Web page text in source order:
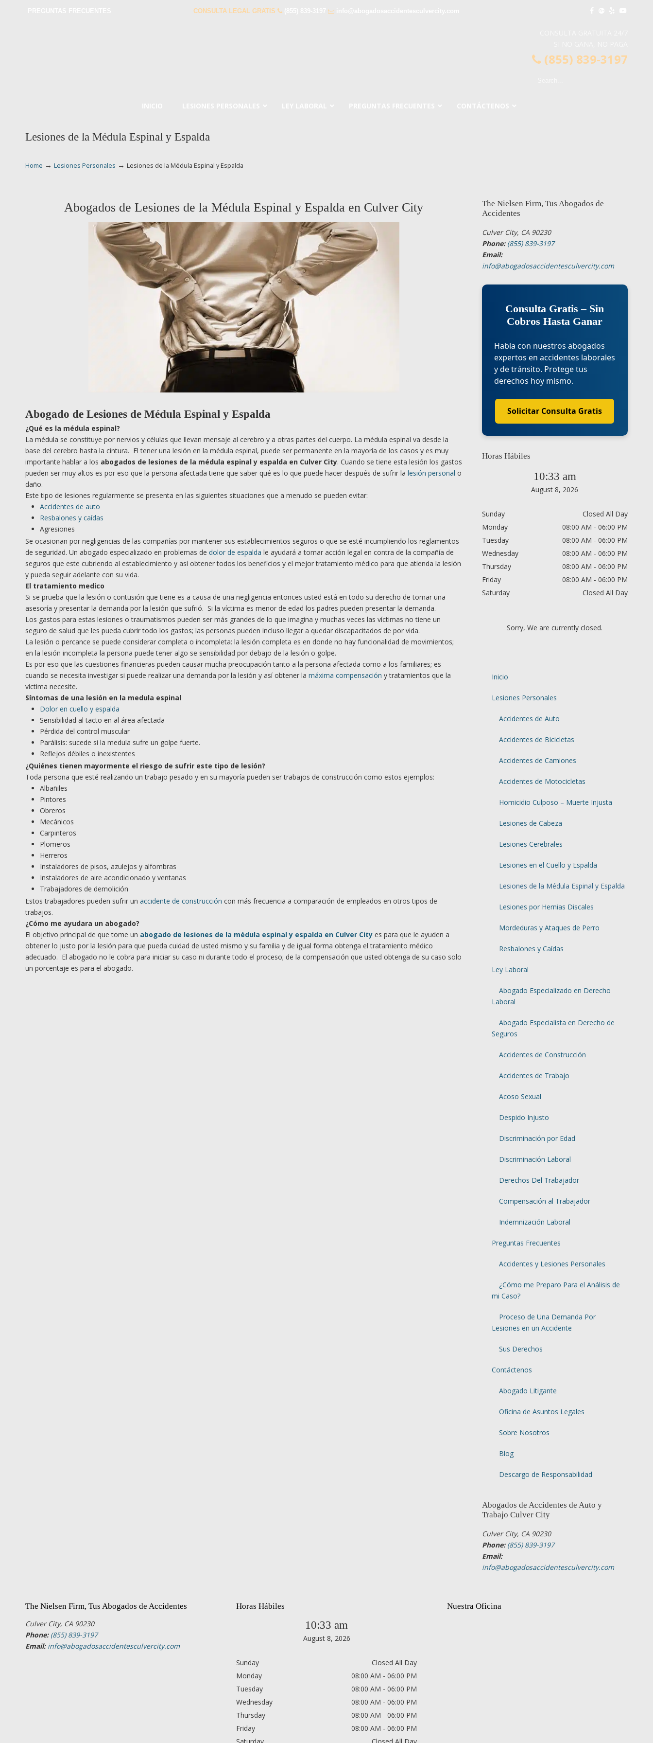
CONSULTA LEGAL GRATIS
(855) 839-3197
Lesiones de la Médula Espinal y Espalda
Home → Lesiones Personales → Lesiones de la Médula Espinal y Espalda
Abogados de Lesiones de la Médula Espinal y Espalda en Culver City
Abogado de Lesiones de Médula Espinal y Espalda
¿Qué es la médula espinal?
La médula se constituye por nervios y células que llevan mensaje al cerebro y a otras partes del cuerpo. La médula espinal va desde la
base del cerebro hasta la cintura. El tener una lesión en la médula espinal, puede ser permanente en la mayoría de los casos y es muy
importante hablar a los abogados de lesiones de la médula espinal y espalda en Culver City. Cuando se tiene esta lesión los gastos
pueden ser muy altos es por eso que la persona afectada tiene que saber qué es lo que puede hacer después de sufrir la lesión personal o
daño.
Este tipo de lesiones regularmente se presenta en las siguientes situaciones que a menudo se pueden evitar:
Accidentes de auto
Resbalones y caídas
Agresiones
Se ocasionan por negligencias de las compañías por mantener sus establecimientos seguros o que se esté incumpliendo los reglamentos
de seguridad. Un abogado especializado en problemas de dolor de espalda le ayudará a tomar acción legal en contra de la compañía de
seguros que este cubriendo al establecimiento y así obtener todos los beneficios y el mejor tratamiento médico para que atienda la lesión
y pueda seguir adelante con su vida.
El tratamiento medico
Si se prueba que la lesión o contusión que tiene es a causa de una negligencia entonces usted está en todo su derecho de tomar una
asesoría y presentar la demanda por la lesión que sufrió. Si la víctima es menor de edad los padres pueden presentar la demanda.
Los gastos para estas lesiones o traumatismos pueden ser más grandes de lo que imagina y muchas veces las víctimas no tiene un
seguro de salud que les pueda cubrir todo los gastos; las personas pueden incluso llegar a quedar discapacitados de por vida.
La lesión o percance se puede considerar completa o incompleta: la lesión completa es en donde no hay funcionalidad de movimientos;
en la lesión incompleta la persona puede tener algo se sensibilidad por debajo de la lesión o golpe.
Es por eso que las cuestiones financieras pueden causar mucha preocupación tanto a la persona afectada como a los familiares; es
cuando se necesita investigar si puede realizar una demanda por la lesión y así obtener la máxima compensación y tratamientos que la
víctima necesite.
Síntomas de una lesión en la medula espinal
Dolor en cuello y espalda
Sensibilidad al tacto en al área afectada
Pérdida del control muscular
Parálisis: sucede si la medula sufre un golpe fuerte.
Reflejos débiles o inexistentes
¿Quiénes tienen mayormente el riesgo de sufrir este tipo de lesión?
Toda persona que esté realizando un trabajo pesado y en su mayoría pueden ser trabajos de construcción como estos ejemplos:
Albañiles
Pintores
Obreros
Mecánicos
Carpinteros
Plomeros
Herreros
Instaladores de pisos, azulejos y alfombras
Instaladores de aire acondicionado y ventanas
Trabajadores de demolición
Estos trabajadores pueden sufrir un accidente de construcción con más frecuencia a comparación de empleados en otros tipos de
trabajos.
¿Cómo me ayudara un abogado?
El objetivo principal de que tome un abogado de lesiones de la médula espinal y espalda en Culver City es para que le ayuden a
obtener lo justo por la lesión para que pueda cuidad de usted mismo y su familia y de igual forma obtenga el tratamiento médico
adecuado. El abogado no le cobra para iniciar su caso ni durante todo el proceso; de la compensación que usted obtenga de su caso solo
un porcentaje es para el abogado.
The Nielsen Firm, Tus Abogados de
Accidentes
Culver City, CA 90230
Phone: (855) 839-3197
Email:
info@abogadosaccidentesculvercity.com
Consulta Gratis – Sin
Cobros Hasta Ganar
Habla con nuestros abogados
expertos en accidentes laborales
y de tránsito. Protege tus
derechos hoy mismo.
Solicitar Consulta Gratis
Horas Hábiles
10:33 am
August 8, 2026
Sunday
Closed All Day
Monday
08:00 AM - 06:00 PM
Tuesday
08:00 AM - 06:00 PM
Wednesday
08:00 AM - 06:00 PM
Thursday
08:00 AM - 06:00 PM
Friday
08:00 AM - 06:00 PM
Saturday
Closed All Day
Sorry, We are currently closed.
Inicio
Lesiones Personales
Accidentes de Auto
Accidentes de Bicicletas
Accidentes de Camiones
Accidentes de Motocicletas
Homicidio Culposo – Muerte Injusta
Lesiones de Cabeza
Lesiones Cerebrales
Lesiones en el Cuello y Espalda
Lesiones de la Médula Espinal y Espalda
Lesiones por Hernias Discales
Mordeduras y Ataques de Perro
Resbalones y Caídas
Ley Laboral
Abogado Especializado en Derecho
Laboral
Abogado Especialista en Derecho de
Seguros
Accidentes de Construcción
Accidentes de Trabajo
Acoso Sexual
Despido Injusto
Discriminación por Edad
Discriminación Laboral
Derechos Del Trabajador
Compensación al Trabajador
Indemnización Laboral
Preguntas Frecuentes
Accidentes y Lesiones Personales
¿Cómo me Preparo Para el Análisis de
mi Caso?
Proceso de Una Demanda Por
Lesiones en un Accidente
Sus Derechos
Contáctenos
Abogado Litigante
Oficina de Asuntos Legales
Sobre Nosotros
Blog
Descargo de Responsabilidad
Abogados de Accidentes de Auto y
Trabajo Culver City
Culver City, CA 90230
Phone: (855) 839-3197
Email:
info@abogadosaccidentesculvercity.com
The Nielsen Firm, Tus Abogados de Accidentes
Culver City, CA 90230
Phone: (855) 839-3197
Email: info@abogadosaccidentesculvercity.com
Horas Hábiles
10:33 am
August 8, 2026
Sunday
Closed All Day
Monday
08:00 AM - 06:00 PM
Tuesday
08:00 AM - 06:00 PM
Wednesday
08:00 AM - 06:00 PM
Thursday
08:00 AM - 06:00 PM
Friday
08:00 AM - 06:00 PM
Nuestra Oficina